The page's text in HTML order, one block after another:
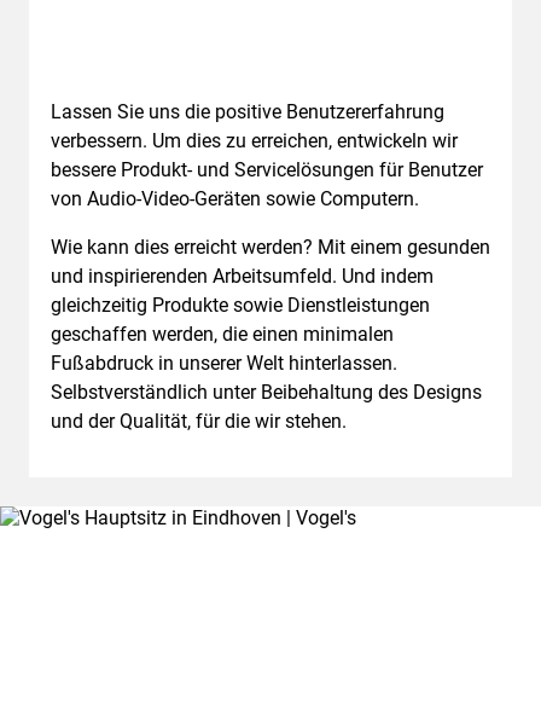
Lassen Sie uns die positive Benutzererfahrung
verbessern. Um dies zu erreichen, entwickeln wir
bessere Produkt- und Servicelösungen für Benutzer
von Audio-Video-Geräten sowie Computern.
Wie kann dies erreicht werden? Mit einem gesunden
und inspirierenden Arbeitsumfeld. Und indem
gleichzeitig Produkte sowie Dienstleistungen
geschaffen werden, die einen minimalen
Fußabdruck in unserer Welt hinterlassen.
Selbstverständlich unter Beibehaltung des Designs
und der Qualität, für die wir stehen.